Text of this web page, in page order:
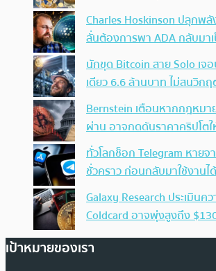
Charles Hoskinson ปลุกพ
ลั่นต้องการพา ADA กลับมา
นักขุด Bitcoin สาย Solo เ
เดียว 6.6 ล้านบาท ไม่สนวิก
Bernstein เตือนหากกฎหมา
ผ่าน อาจกดดันราคาคริปโต
ทั่วโลกช็อก Telegram หายจ
ชั่วคราว ก่อนกลับมาใช้งาน
Galaxy Research ประเมินค
Coldcard อาจพุ่งสูงถึง
เป้าหมายของเรา